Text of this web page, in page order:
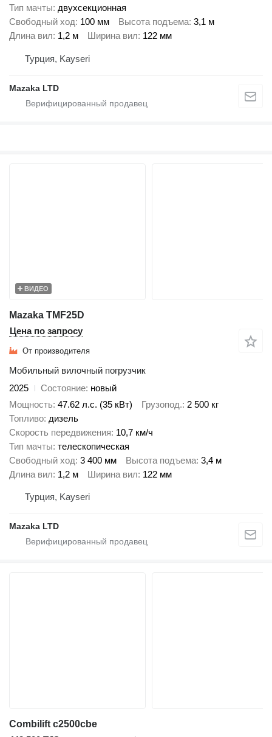
Тип мачты двухсекционная
Свободный ход 100 мм Высота подъема 3,1 м
Длина вил 1,2 м Ширина вил 122 мм
Турция, Kayseri
Mazaka LTD
ВИДЕО
Mazaka TMF25D
Цена по запросу
От производителя
Мобильный вилочный погрузчик
2025
Состояние новый
Мощность 47.62 л.с. (35 кВт) Грузопод. 2 500 кг
Топливо дизель
Скорость передвижения 10,7 км/ч
Тип мачты телескопическая
Свободный ход 3 400 мм Высота подъема 3,4 м
Длина вил 1,2 м Ширина вил 122 мм
Турция, Kayseri
Mazaka LTD
Combilift c2500cbe